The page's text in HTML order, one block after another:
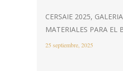
CERSAIE 2025,
MATERIALES PARA EL
25 septiembre, 2025